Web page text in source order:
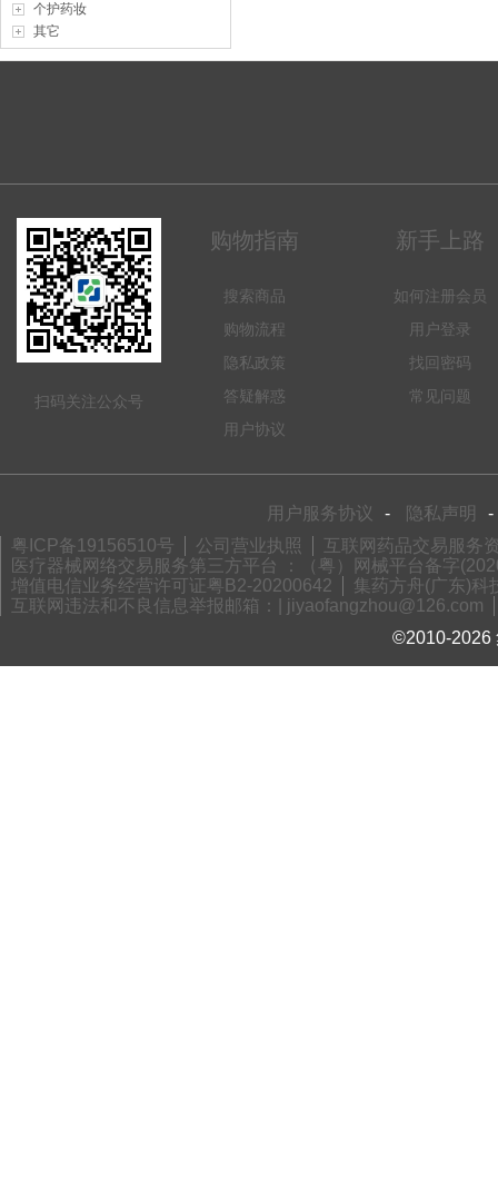
个护药妆
其它
扫码关注公众号
购物指南
搜索商品
购物流程
隐私政策
答疑解惑
用户协议
新手上路
如何注册会员
用户登录
找回密码
常见问题
用户服务协议 - 隐私声明
-
粤ICP备19156510号
公司营业执照
互联网药品交易服务
医疗器械网络交易服务第三方平台 ：（粤）网械平台备字
增值电信业务经营许可证粤B2-20200642
集药方舟(广东)科
互联网违法和不良信息举报邮箱：| jiyaofangzhou@126.com
©2010-2026